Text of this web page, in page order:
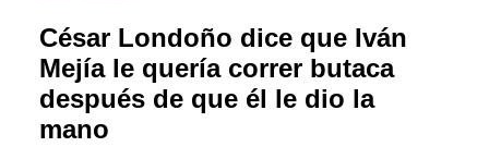
César Londoño dice que Iván
Mejía le quería correr butaca
después de que él le dio la
mano